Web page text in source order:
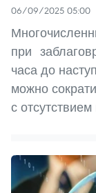
06/09/2025 05:00
при
часа до
можно
с